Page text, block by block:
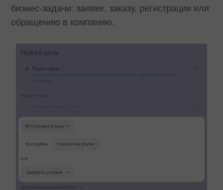
бизнес-задачи: заявке, заказу, регистрации или
обращению в компанию.